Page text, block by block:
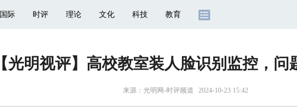
国际 时评 理论 文化 科技 教育
【光明视评】高校教室装人脸识别监控，问
来源： 光明网-时评频道 2024-10-23 15:42